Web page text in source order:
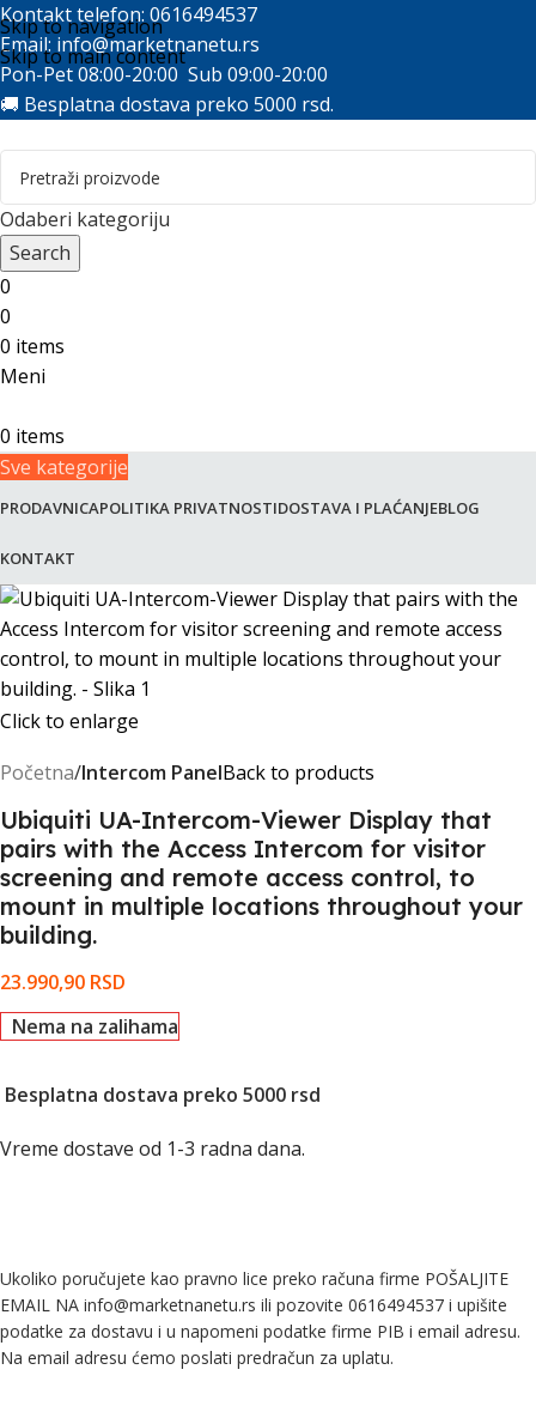
Skip to navigation
Skip to main content
Kontakt telefon: 0616494537
Email: info@marketnanetu.rs
Pon-Pet 08:00-20:00 Sub 09:00-20:00
🚚 Besplatna dostava preko 5000 rsd.
Odaberi kategoriju
Search
0
0
0 items
Meni
0 items
Sve kategorije
PRODAVNICAPOLITIKA PRIVATNOSTIDOSTAVA I PLAĆANJEBLOG
KONTAKT
Click to enlarge
Početna Intercom PanelBack to products
Ubiquiti UA-Intercom-Viewer Display that
pairs with the Access Intercom for visitor
screening and remote access control, to
mount in multiple locations throughout your
building.
23.990,90 RSD
Nema na zalihama
Besplatna dostava preko 5000 rsd
Vreme dostave od 1-3 radna dana.
Ukoliko poručujete kao pravno lice preko računa firme POŠALJITE
EMAIL NA info@marketnanetu.rs ili pozovite 0616494537 i upišite
podatke za dostavu i u napomeni podatke firme PIB i email adresu.
Na email adresu ćemo poslati predračun za uplatu.